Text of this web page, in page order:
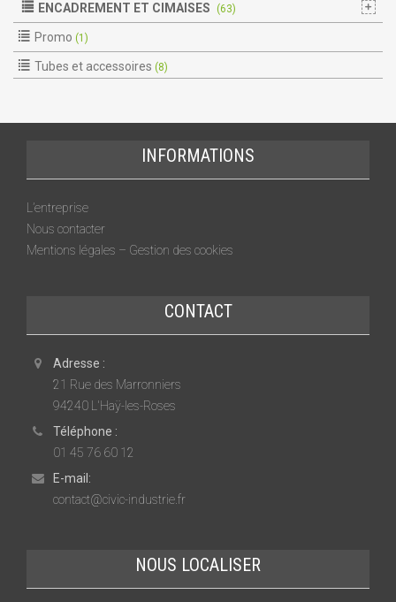
ENCADREMENT ET CIMAISES (63)
Promo (1)
Tubes et accessoires (8)
INFORMATIONS
L’entreprise
Nous contacter
Mentions légales – Gestion des cookies
CONTACT
Adresse :
21 Rue des Marronniers
94240 L'Haÿ-les-Roses
Téléphone :
01 45 76 60 12
E-mail:
contact@civic-industrie.fr
NOUS LOCALISER